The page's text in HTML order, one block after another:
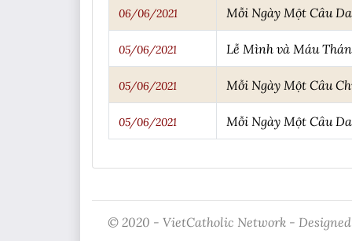
06/06/2021 Mỗi Ngày Một Câu
05/06/2021 Lễ Mình và Máu
05/06/2021 Mỗi Ngày Một Câu
05/06/2021 Mỗi Ngày Một Câu
© 2020 - VietCatholic Network -